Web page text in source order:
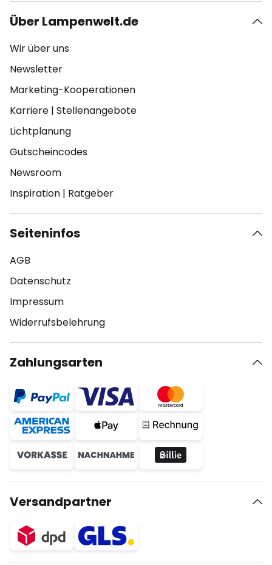
Über Lampenwelt.de
Wir über uns
Newsletter
Marketing-Kooperationen
Karriere | Stellenangebote
Lichtplanung
Gutscheincodes
Newsroom
Inspiration | Ratgeber
Seiteninfos
AGB
Datenschutz
Impressum
Widerrufsbelehrung
Zahlungsarten
Versandpartner